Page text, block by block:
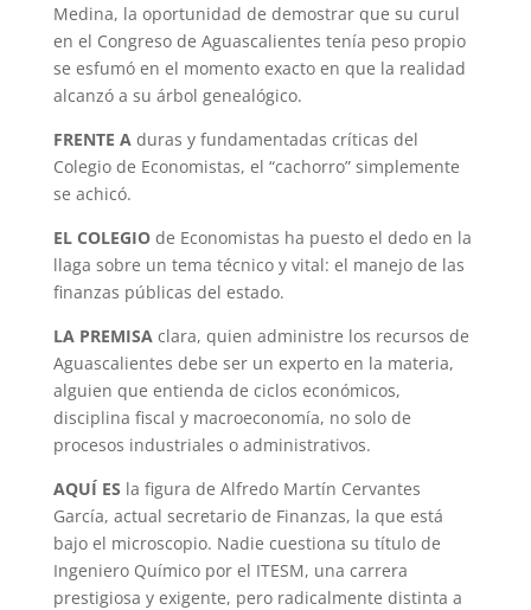
Medina, la oportunidad de demostrar que su curul
en el Congreso de Aguascalientes tenía peso propio
se esfumó en el momento exacto en que la realidad
alcanzó a su árbol genealógico.
FRENTE A duras y fundamentadas críticas del
Colegio de Economistas, el “cachorro” simplemente
se achicó.
EL COLEGIO de Economistas ha puesto el dedo en la
llaga sobre un tema técnico y vital: el manejo de las
finanzas públicas del estado.
LA PREMISA clara, quien administre los recursos de
Aguascalientes debe ser un experto en la materia,
alguien que entienda de ciclos económicos,
disciplina fiscal y macroeconomía, no solo de
procesos industriales o administrativos.
AQUÍ ES la figura de Alfredo Martín Cervantes
García, actual secretario de Finanzas, la que está
bajo el microscopio. Nadie cuestiona su título de
Ingeniero Químico por el ITESM, una carrera
prestigiosa y exigente, pero radicalmente distinta a